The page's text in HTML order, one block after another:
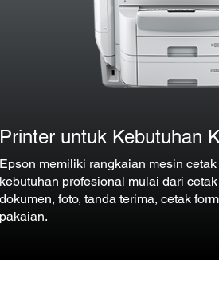
Printer untuk Kebutuhan
Epson memiliki rangkaian mesin
kebutuhan profesional mulai dari
dokumen, foto, tanda terima, cetak
pakaian.